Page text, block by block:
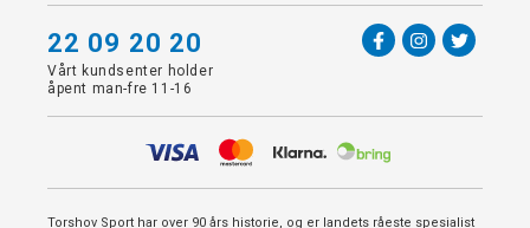
22 09 20 20
Vårt kundsenter holder
åpent man-fre 11-16
Torshov Sport har over 90 års historie, og er landets råeste spesialist